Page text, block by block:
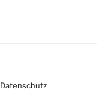
Datenschutz